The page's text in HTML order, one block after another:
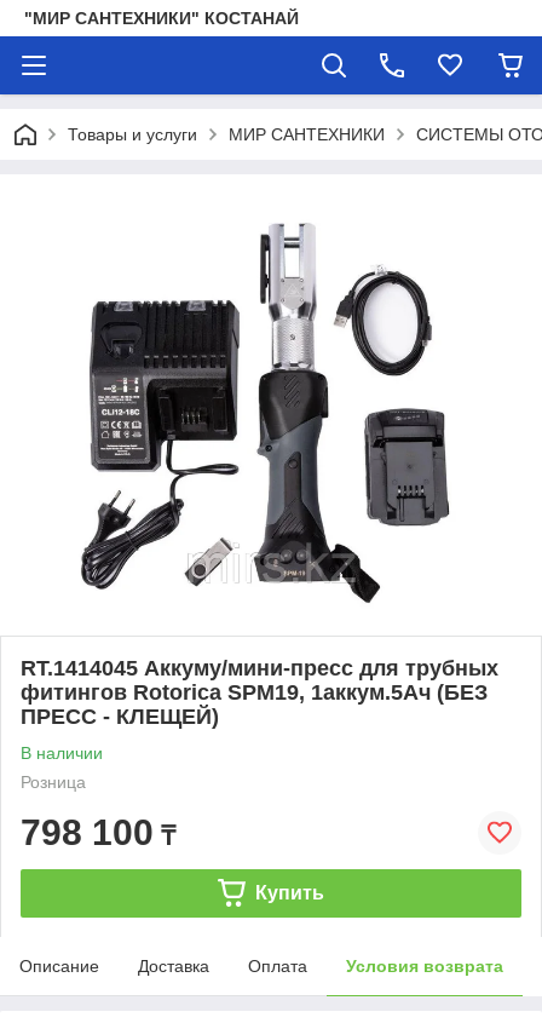
"МИР САНТЕХНИКИ" КОСТАНАЙ
Товары и услуги МИР САНТЕХНИКИ СИСТЕМЫ
RT.1414045 Аккуму/мини-пресс для трубных
фитингов Rotorica SPM19, 1аккум.5Ач (БЕЗ
ПРЕСС - КЛЕЩЕЙ)
В наличии
Розница
798 100 ₸
Купить
Описание Доставка Оплата Условия возврата